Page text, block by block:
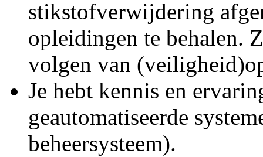
stikstofverwijdering
opleidingen te behalen.
volgen van
Je hebt kennis en
geautomatiseerde
beheersysteem).